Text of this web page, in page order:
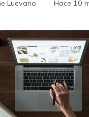
Luevano Hace 10